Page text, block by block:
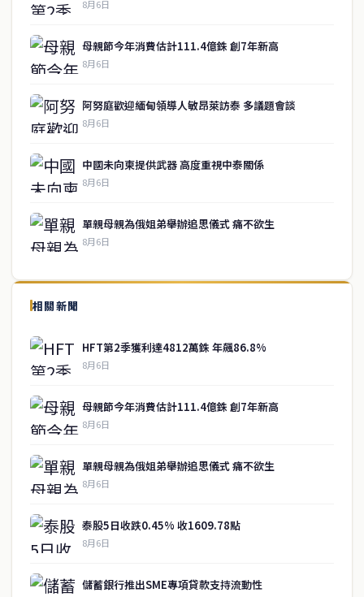
8月6日
母親節今年消費估計111.4億銖 創7年新高
8月6日
阿努庭歡迎緬甸領導人敏昂萊訪泰 多議題會談
8月6日
中國未向柬提供武器 高度重視中泰關係
8月6日
單親母親為俄姐弟舉辦追思儀式 痛不欲生
8月6日
相關新聞
HFT第2季獲利達4812萬銖 年飆86.8%
8月6日
母親節今年消費估計111.4億銖 創7年新高
8月6日
單親母親為俄姐弟舉辦追思儀式 痛不欲生
8月6日
泰股5日收跌0.45% 收1609.78點
8月6日
儲蓄銀行推出SME專項貸款支持流動性
泰國中文新聞（TCN）是一家總部設於曼谷的中文新聞媒體，致力於
報導泰國當地政治、經濟、華人社群與社會時事，為在泰華人讀者提
供即時、客觀、多元的中文新聞內容。
快速連結
即時
政治
綜合
工商
service@thaichinesenews.com ↑ 回到頂端